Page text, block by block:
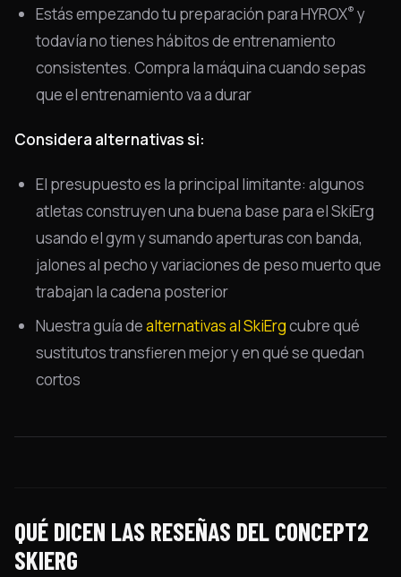
Estás empezando tu preparación para HYROX® y
todavía no tienes hábitos de entrenamiento
consistentes. Compra la máquina cuando sepas
que el entrenamiento va a durar
Considera alternativas si:
El presupuesto es la principal limitante: algunos
atletas construyen una buena base para el SkiErg
usando el gym y sumando aperturas con banda,
jalones al pecho y variaciones de peso muerto que
trabajan la cadena posterior
Nuestra guía dealternativas al SkiErgcubre qué
sustitutos transfieren mejor y en qué se quedan
cortos
QUÉ DICEN LAS RESEÑAS DEL CONCEPT2
SKIERG